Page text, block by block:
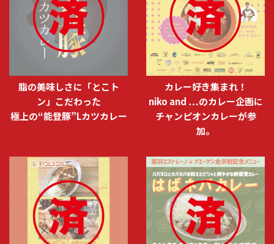
脂の美味しさに「とこト
ン」こだわった
極上の“能登豚”Lカツカレー
カレー好き集まれ！
niko and …のカレー企画に
チャンピオンカレーが参
加。